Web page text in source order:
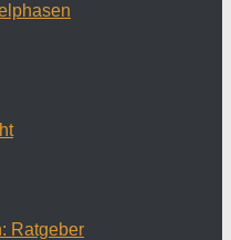
Ratgeber